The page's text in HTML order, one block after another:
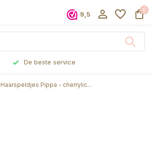
9,5
0
De beste service
Haarspeldjes Pippa - cherrylic...